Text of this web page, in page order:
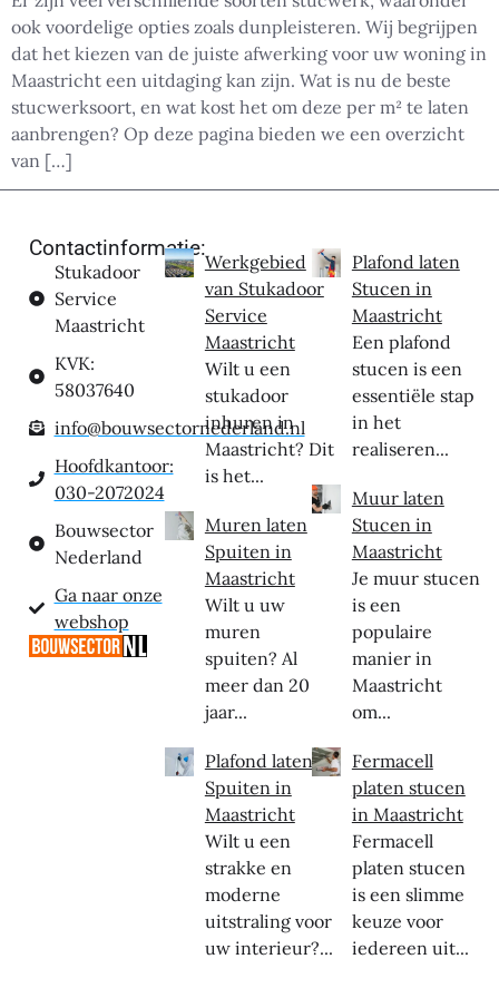
ook voordelige opties zoals dunpleisteren. Wij begrijpen
dat het kiezen van de juiste afwerking voor uw woning in
Maastricht een uitdaging kan zijn. Wat is nu de beste
stucwerksoort, en wat kost het om deze per m² te laten
aanbrengen? Op deze pagina bieden we een overzicht
van […]
Contactinformatie:
Stukadoor
Service
Maastricht
KVK:
58037640
info@bouwsectornederland.nl
Hoofdkantoor:
030-2072024
Bouwsector
Nederland
Ga naar onze
webshop
Werkgebied
van Stukadoor
Service
Maastricht
Wilt u een
stukadoor
inhuren in
Maastricht? Dit
is het...
Muren laten
Spuiten in
Maastricht
Wilt u uw
muren
spuiten? Al
meer dan 20
jaar...
Plafond laten
Spuiten in
Maastricht
Wilt u een
strakke en
moderne
uitstraling voor
uw interieur?...
Plafond laten
Stucen in
Maastricht
Een plafond
stucen is een
essentiële stap
in het
realiseren...
Muur laten
Stucen in
Maastricht
Je muur stucen
is een
populaire
manier in
Maastricht
om...
Fermacell
platen stucen
in Maastricht
Fermacell
platen stucen
is een slimme
keuze voor
iedereen uit...